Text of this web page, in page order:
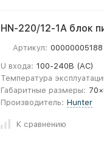
HN-220/12-1A блок
Артикул: 00000005188
U входа: 100-240В (AC)
Температура
Габаритные размеры:
Производитель: Hunter
К сравнению